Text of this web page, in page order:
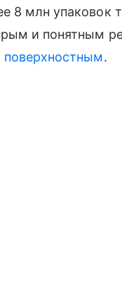
8 млн упаковок
и понятным
поверхностным.